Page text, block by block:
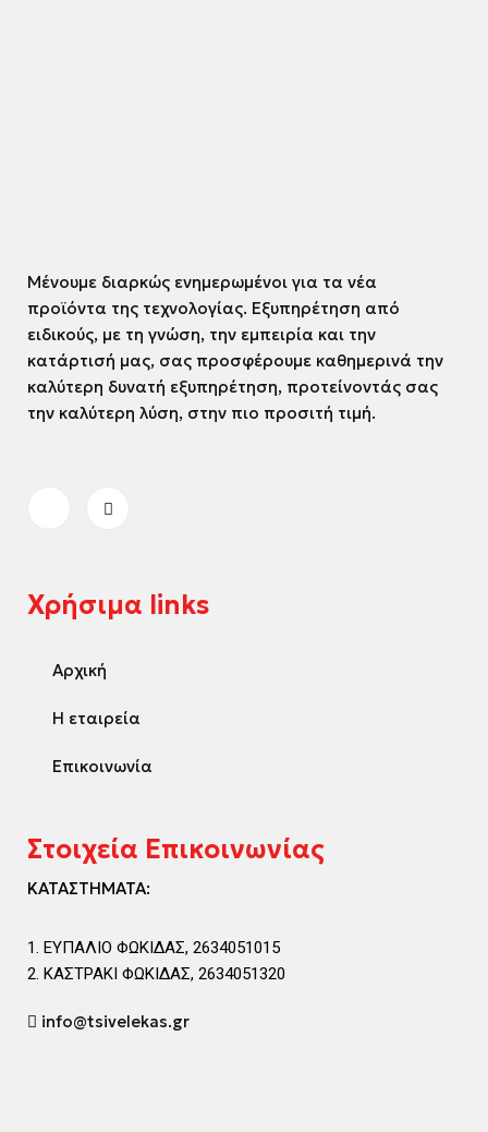
Μένουμε διαρκώς ενημερωμένοι για τα νέα
προϊόντα της τεχνολογίας. Εξυπηρέτηση από
ειδικούς, με τη γνώση, την εμπειρία και την
κατάρτισή μας, σας προσφέρουμε καθημερινά την
καλύτερη δυνατή εξυπηρέτηση, προτείνοντάς σας
την καλύτερη λύση, στην πιο προσιτή τιμή.
Χρήσιμα links
Αρχική
Η εταιρεία
Επικοινωνία
Στοιχεία Επικοινωνίας
ΚΑΤΑΣΤΗΜΑΤΑ:
ΕΥΠΑΛΙΟ ΦΩΚΙΔΑΣ, 2634051015
ΚΑΣΤΡΑΚΙ ΦΩΚΙΔΑΣ, 2634051320
info@tsivelekas.gr